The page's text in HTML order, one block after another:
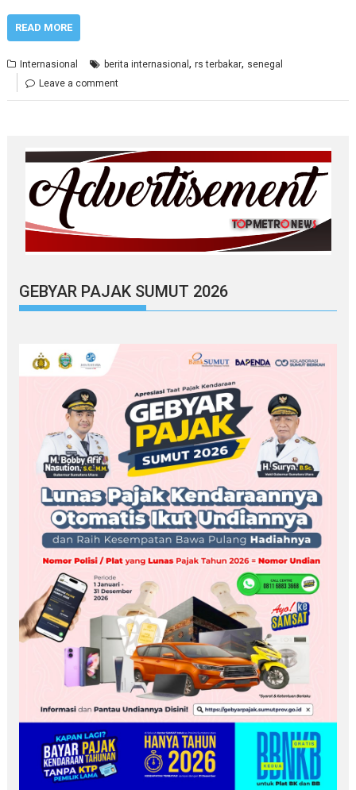
READ MORE
Internasional berita internasional,rs terbakar, senegal
Leave a comment
GEBYAR PAJAK SUMUT 2026